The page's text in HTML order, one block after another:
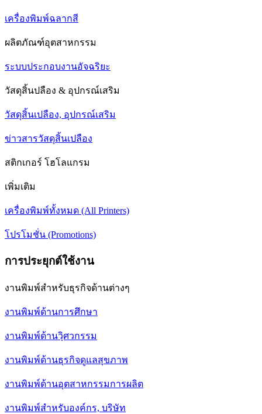
เครื่องพิมพ์ฉลากสี
ผลิตภัณฑ์อุตสาหกรรม
ระบบประกอบงานอัจฉริยะ
วัสดุสิ้นปลือง & อุปกรณ์เสริม
วัสดุสิ้นเปลือง, อุปกรณ์เสริม
ข่าวสารวัสดุสิ้นเปลือง
สติกเกอร์ โฮโลแกรม
เพิ่มเติม
เครื่องพิมพ์ทั้งหมด (All Printers)
โปรโมชั่น (Promotions)
การประยุกต์ใช้งาน
งานพิมพ์สำหรับธุรกิจด้านต่างๆ
งานพิมพ์ด้านการศึกษา
งานพิมพ์ด้านวฺิศวกรรม
งานพิมพ์ด้านธุรกิจดูแลสุขภาพ
งานพิมพ์ด้านอุตสาหกรรมการผลิต
งานพิมพ์สำหรับองค์กร, บริษัท